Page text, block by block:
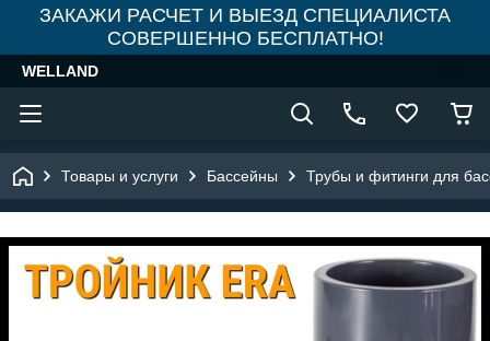
ЗАКАЖИ РАСЧЕТ И ВЫЕЗД СПЕЦИАЛИСТА
СОВЕРШЕННО БЕСПЛАТНО!
WELLAND
Товары и услуги Бассейны Трубы и фитинги для